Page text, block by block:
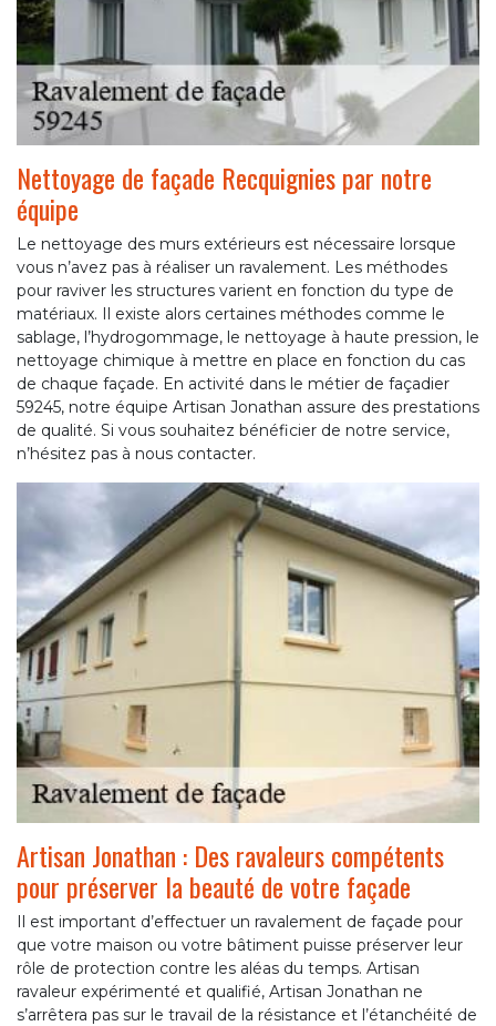
Nettoyage de façade Recquignies par notre
équipe
Le nettoyage des murs extérieurs est nécessaire lorsque
vous n’avez pas à réaliser un ravalement. Les méthodes
pour raviver les structures varient en fonction du type de
matériaux. Il existe alors certaines méthodes comme le
sablage, l’hydrogommage, le nettoyage à haute pression, le
nettoyage chimique à mettre en place en fonction du cas
de chaque façade. En activité dans le métier de façadier
59245, notre équipe Artisan Jonathan assure des prestations
de qualité. Si vous souhaitez bénéficier de notre service,
n’hésitez pas à nous contacter.
Artisan Jonathan : Des ravaleurs compétents
pour préserver la beauté de votre façade
Il est important d’effectuer un ravalement de façade pour
que votre maison ou votre bâtiment puisse préserver leur
rôle de protection contre les aléas du temps. Artisan
ravaleur expérimenté et qualifié, Artisan Jonathan ne
s’arrêtera pas sur le travail de la résistance et l’étanchéité de